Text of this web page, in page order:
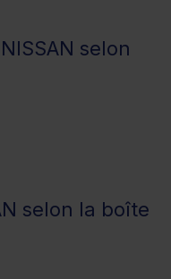
selon
selon la boîte